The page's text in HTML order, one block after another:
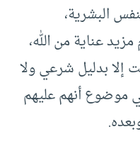
البشرية،
عناية من الله،
إلا بدليل شرعي ولا
موضوع أنهم عليهم